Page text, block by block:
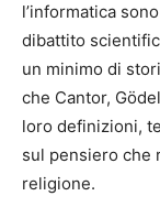
l’informatica
dibattito
un minimo di
che Cantor,
loro definizioni,
sul pensiero che
religione.